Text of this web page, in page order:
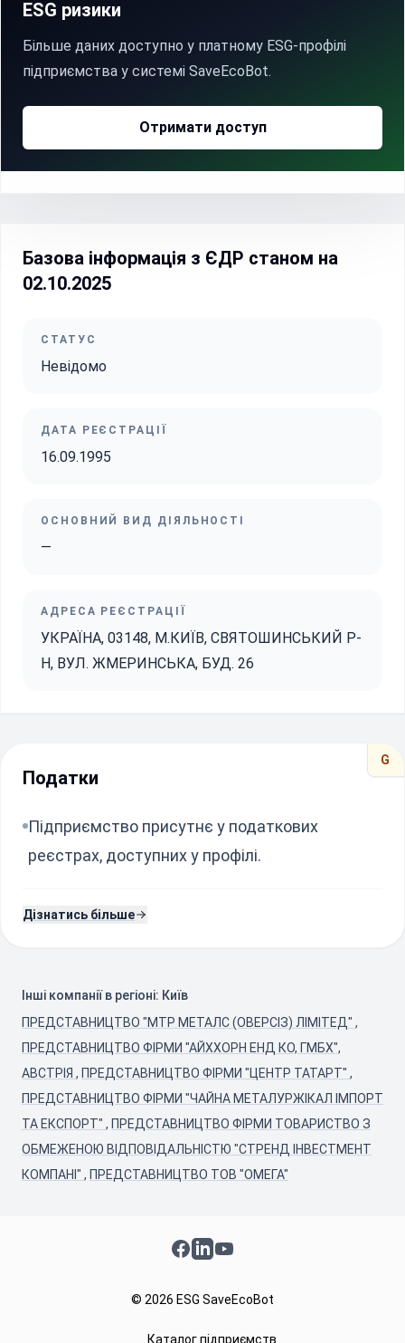
ESG ризики
Більше даних доступно у платному ESG-профілі
підприємства у системі SaveEcoBot.
Отримати доступ
Базова інформація з ЄДР станом на
02.10.2025
СТАТУС
Невідомо
ДАТА РЕЄСТРАЦІЇ
16.09.1995
ОСНОВНИЙ ВИД ДІЯЛЬНОСТІ
—
АДРЕСА РЕЄСТРАЦІЇ
УКРАЇНА, 03148, М.КИЇВ, СВЯТОШИНСЬКИЙ Р-
Н, ВУЛ. ЖМЕРИНСЬКА, БУД. 26
G
Податки
Підприємство присутнє у податкових
реєстрах, доступних у профілі.
Дізнатись більше
Інші компанії в регіоні: Київ
ПРЕДСТАВНИЦТВО "МТР МЕТАЛС (ОВЕРСІЗ) ЛІМІТЕД" ,
ПРЕДСТАВНИЦТВО ФІРМИ "АЙХХОРН ЕНД КО, ГМБХ",
АВСТРІЯ , ПРЕДСТАВНИЦТВО ФІРМИ "ЦЕНТР ТАТАРТ" ,
ПРЕДСТАВНИЦТВО ФІРМИ "ЧАЙНА МЕТАЛУРЖІКАЛ ІМПОРТ
ТА ЕКСПОРТ" , ПРЕДСТАВНИЦТВО ФІРМИ ТОВАРИСТВО З
ОБМЕЖЕНОЮ ВІДПОВІДАЛЬНІСТЮ "СТРЕНД ІНВЕСТМЕНТ
КОМПАНІ" , ПРЕДСТАВНИЦТВО ТОВ "ОМЕГА"
Facebook
LinkedInYouTube
© 2026 ESG SaveEcoBot
Каталог підприємств